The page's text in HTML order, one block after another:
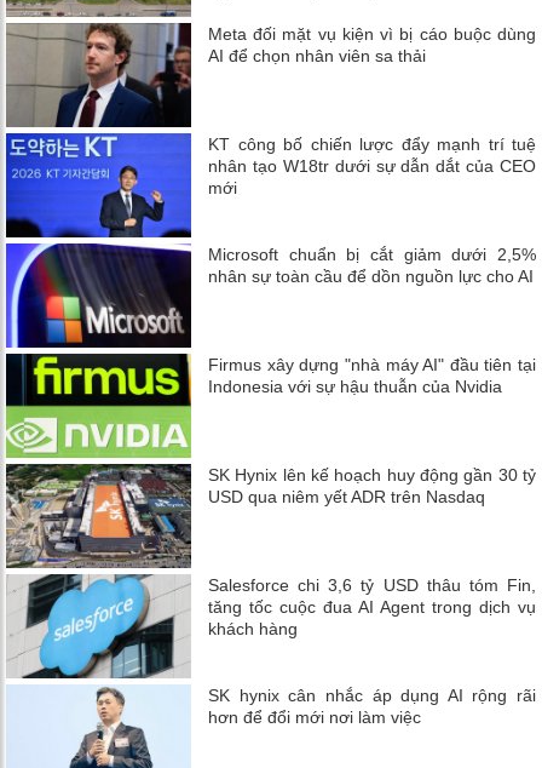
Meta đối mặt vụ kiện vì bị cáo buộc dùng
AI để chọn nhân viên sa thải
KT công bố chiến lược đẩy mạnh trí tuệ
nhân tạo W18tr dưới sự dẫn dắt của CEO
mới
Microsoft chuẩn bị cắt giảm dưới 2,5%
nhân sự toàn cầu để dồn nguồn lực cho AI
Firmus xây dựng "nhà máy AI" đầu tiên tại
Indonesia với sự hậu thuẫn của Nvidia
SK Hynix lên kế hoạch huy động gần 30 tỷ
USD qua niêm yết ADR trên Nasdaq
Salesforce chi 3,6 tỷ USD thâu tóm Fin,
tăng tốc cuộc đua AI Agent trong dịch vụ
khách hàng
SK hynix cân nhắc áp dụng AI rộng rãi
hơn để đổi mới nơi làm việc